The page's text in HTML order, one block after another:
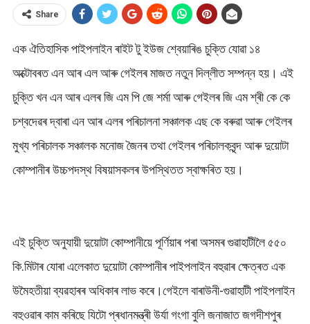
Share
এক ঐতিহাসিক পাইপলাইন ৰাইট টু ইউজ শ্বেয়াৰিঙ চুক্তি যোৱা ১৪
অক্টোবৰত এন আৰ এল আৰু গেইলৰ মাজত নতুন দিল্লীত সম্পন্ন হয়। এই
চুক্তি খন এন আৰ এলৰ জি এম পি জে শৰ্মা আৰু গেইলৰ জি এম শ্ৰী কে কে
চশ্বদেৱৰ দ্বাৰা এন আৰ এলৰ পৰিচালনা সঞ্চালক এছ কে বৰুৱা আৰু গেইলৰ
মুখ্য পৰিচালক সঞ্চালক মনোজ জৈনৰ তথা গেইলৰ পৰিচালকবৃন্দ আৰু দুয়োটা
কোম্পানীৰ উচ্চপদস্থ বিষয়াসকলৰ উপস্থিতত স্বাক্ষৰিত হয়।
এই চুক্তি অনুযায়ী দুয়োটা কোম্পানীয়ে পূৰ্ণিয়াৰ পৰা অসমৰ গুৱাহাটীলৈ ৫৫০
কি.মিটাৰ যোৰা এলেকাত দুয়োটা কোম্পানীৰ পাইপলাইন বহুৱাৰ ক্ষেত্ৰত এক
উমৈহতীয়া ব্যৱহাৰৰ অধিকাৰ লাভ কৰে।গেইলে বাৰাউনী-গুৱাহাটী পাইপলাইন
বহুওৱাৰ কাম কৰিছে যিটো প্ৰধানমন্ত্ৰী উৰ্যা গংগা বুলি জনাজাত জগদীশপুৰ